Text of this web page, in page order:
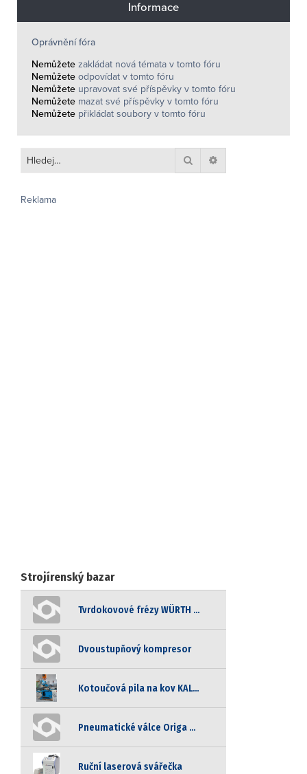
Informace
Oprávnění fóra
Nemůžete zakládat nová témata v tomto fóru
Nemůžete odpovídat v tomto fóru
Nemůžete upravovat své příspěvky v tomto fóru
Nemůžete mazat své příspěvky v tomto fóru
Nemůžete přikládat soubory v tomto fóru
Hledat
Reklama